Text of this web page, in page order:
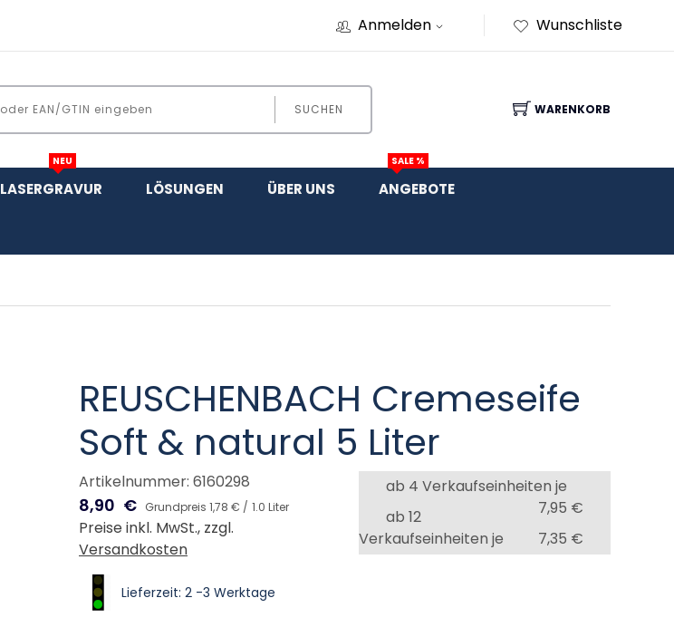
Anmelden Wunschliste
SUCHEN WARENKORB
LASERGRAVUR
NEU
LÖSUNGEN ÜBER UNS ANGEBOTE
SALE %
REUSCHENBACH Cremeseife
Soft & natural 5 Liter
Artikelnummer: 6160298
8,90 € Grundpreis 1,78 € / 1.0 Liter
Preise inkl. MwSt., zzgl.
Versandkosten
Lieferzeit: 2 -3 Werktage
ab 4 Verkaufseinheiten je
7,95 €
ab 12
Verkaufseinheiten je
7,35 €